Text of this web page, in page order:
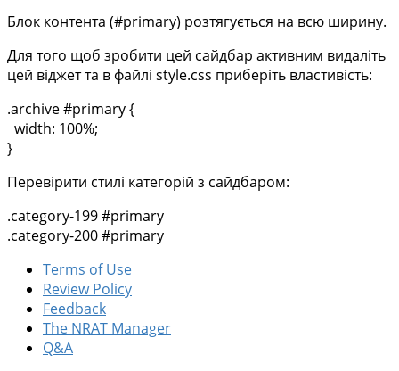
Блок контента (#primary) розтягується на всю ширину.
Для того щоб зробити цей сайдбар активним видаліть
цей віджет та в файлі style.css приберіть властивість:
.archive #primary {
width: 100%;
}
Перевірити стилі категорій з сайдбаром:
.category-199 #primary
.category-200 #primary
Terms of Use
Review Policy
Feedback
The NRAT Manager
Q&A